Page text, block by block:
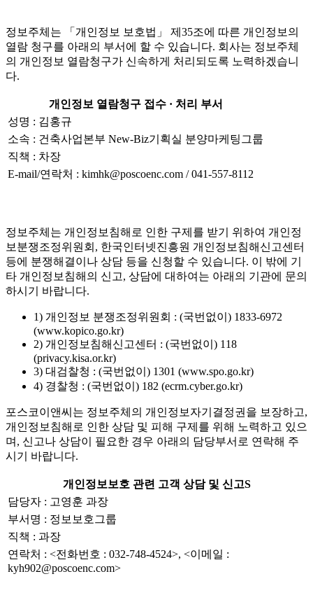
정보주체는 「개인정보 보호법」 제35조에 따른 개인정보의
열람 청구를 아래의 부서에 할 수 있습니다. 회사는 정보주체
의 개인정보 열람청구가 신속하게 처리되도록 노력하겠습니
다.
개인정보 열람청구 접수 · 처리 부서
성명 : 김홍규
소속 : 건축사업본부 New-Biz기획실 분양마케팅그룹
직책 : 차장
E-mail/연락처 : kimhk@poscoenc.com / 041-557-8112
정보주체는 개인정보침해로 인한 구제를 받기 위하여 개인정
보분쟁조정위원회, 한국인터넷진흥원 개인정보침해신고센터
등에 분쟁해결이나 상담 등을 신청할 수 있습니다. 이 밖에 기
타 개인정보침해의 신고, 상담에 대하여는 아래의 기관에 문의
하시기 바랍니다.
1) 개인정보 분쟁조정위원회 : (국번없이) 1833-6972
(www.kopico.go.kr)
2) 개인정보침해신고센터 : (국번없이) 118
(privacy.kisa.or.kr)
3) 대검찰청 : (국번없이) 1301 (www.spo.go.kr)
4) 경찰청 : (국번없이) 182 (ecrm.cyber.go.kr)
포스코이앤씨는 정보주체의 개인정보자기결정권을 보장하고,
개인정보침해로 인한 상담 및 피해 구제를 위해 노력하고 있으
며, 신고나 상담이 필요한 경우 아래의 담당부서로 연락해 주
시기 바랍니다.
개인정보보호 관련 고객 상담 및 신고S
담당자 : 고영훈 과장
부서명 : 정보보호그룹
직책 : 과장
연락처 : <전화번호 : 032-748-4524>, <이메일 :
kyh902@poscoenc.com>